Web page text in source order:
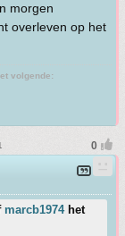
morgen
overleven op het
volgende:
marcb1974het